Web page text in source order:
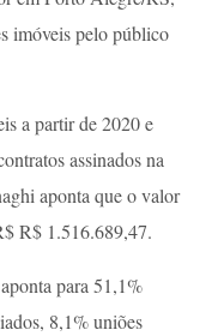
imóveis pelo público
a partir de 2020 e
assinados na
aponta que o valor
R$ 1.516.689,47.
para 51,1%
8,1% uniões